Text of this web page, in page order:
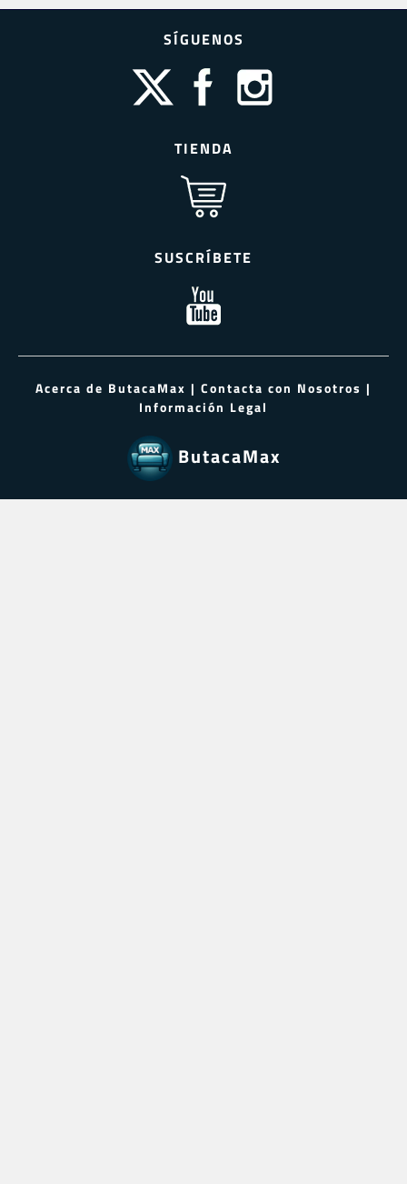
SÍGUENOS
TIENDA
SUSCRÍBETE
Acerca de ButacaMax | Contacta con Nosotros |
Información Legal
ButacaMax